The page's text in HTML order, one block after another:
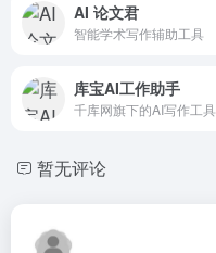
AI 论文君
智能学术写作辅助工具
库宝AI工作助手
千库网旗下的AI写作工具
暂无评论